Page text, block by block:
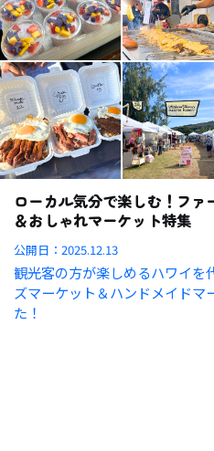
ローカル気分で楽しむ！ファ
＆おしゃれマーケット特集
公開日：2025.12.13
観光客の方が楽しめるハワイを
ズマーケット＆ハンドメイドマ
た！